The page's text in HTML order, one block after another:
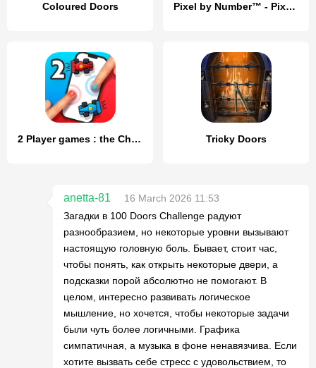
Coloured Doors Pixel by Number™ - Pixel Art
2 Player games : the Challenge Tricky Doors
anetta-81
16 March 2026 11:53
Загадки в 100 Doors Challenge радуют
разнообразием, но некоторые уровни вызывают
настоящую головную боль. Бывает, стоит час,
чтобы понять, как открыть некоторые двери, а
подсказки порой абсолютно не помогают. В
целом, интересно развивать логическое
мышление, но хочется, чтобы некоторые задачи
были чуть более логичными. Графика
симпатичная, а музыка в фоне ненавязчива. Если
хотите вызвать себе стресс с удовольствием, то